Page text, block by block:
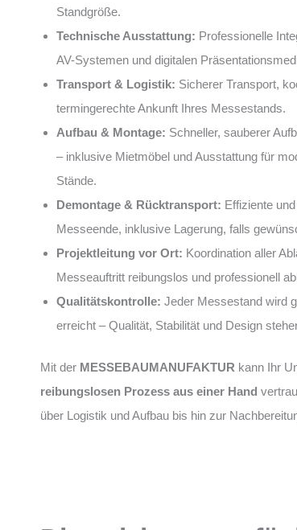
Standgröße.
Technische Ausstattung: Professionelle
AV-Systemen und digitalen
Transport & Logistik: Sicherer Transport,
termingerechte Ankunft Ihres Messestands.
Aufbau & Montage: Schneller, sauberer
– inklusive Mietmöbel und Ausstattung für
Stände.
Demontage & Rücktransport: Effiziente
Messeende, inklusive Lagerung, falls
Projektleitung vor Ort: Koordination aller
Messeauftritt reibungslos und professionell
Qualitätskontrolle: Jeder Messestand wird
erreicht – Qualität, Stabilität und Design
Mit der MESSEBAUMANUFAKTUR kann Ihr
reibungslosen Prozess aus einer Hand
über Logistik und Aufbau bis hin zur